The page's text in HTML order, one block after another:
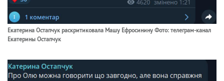
Екатерина Остапчук раскритиковала Машу Ефросинину Фото: телеграм-канал
Екатерины Остапчук